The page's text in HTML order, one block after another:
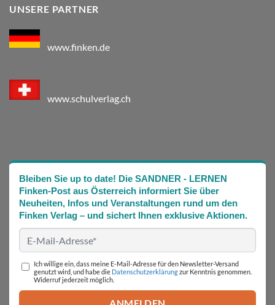
UNSERE PARTNER
www.finken.de
www.schulverlag.ch
Bleiben Sie up to date! Die SANDNER - LERNEN
Finken-Post aus Österreich informiert Sie über
Neuheiten, Infos und Veranstaltungen rund um den
Finken Verlag – und sichert Ihnen exklusive Aktionen.
Ich willige ein, dass meine E-Mail-Adresse für den Newsletter-Versand
genutzt wird, und habe die Datenschutzerklärungzur Kenntnis genommen.
Widerruf jederzeit möglich.